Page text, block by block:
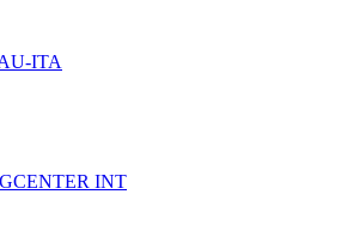
ITA
INT